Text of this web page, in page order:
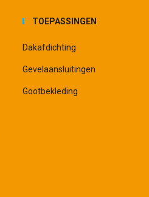
TOEPASSINGEN
Dakafdichting
Gevelaansluitingen
Gootbekleding